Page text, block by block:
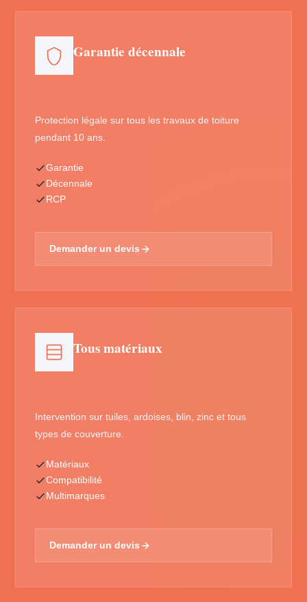
Garantie décennale
Protection légale sur tous les travaux de toiture
pendant 10 ans.
Garantie
Décennale
RCP
Demander un devis
Tous matériaux
Intervention sur tuiles, ardoises, blin, zinc et tous
types de couverture.
Matériaux
Compatibilité
Multimarques
Demander un devis